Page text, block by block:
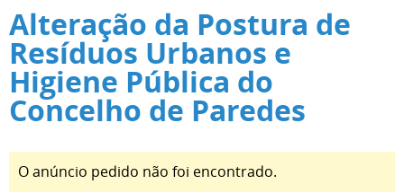
Alteração da Postura de
Resíduos Urbanos e
Higiene Pública do
Concelho de Paredes
O anúncio pedido não foi encontrado.